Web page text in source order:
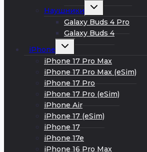
Наушники
Развернуть
меню
Galaxy Buds 4 Pro
Galaxy Buds 4
iPhone
Развернуть
меню
iPhone 17 Pro Max
iPhone 17 Pro Max (eSim)
iPhone 17 Pro
iPhone 17 Pro (eSim)
iPhone Air
iPhone 17 (eSim)
iPhone 17
iPhone 17e
iPhone 16 Pro Max